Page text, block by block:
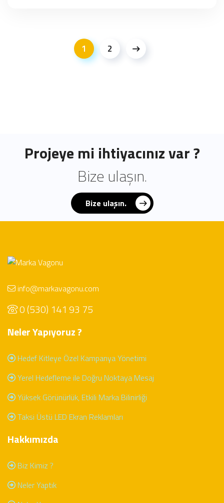
1 2
Projeye mi ihtiyacınız var ?
Bize ulaşın.
Bize ulaşın.
info@markavagonu.com
0 (530) 141 93 75
Neler Yapıyoruz ?
Hedef Kitleye Özel Kampanya Yönetimi
Yerel Hedefleme ile Doğru Noktaya Mesaj
Yüksek Görünürlük, Etkili Marka Bilinirliği
Taksi Üstü LED Ekran Reklamları
Hakkımızda
Biz Kimiz ?
Neler Yaptık